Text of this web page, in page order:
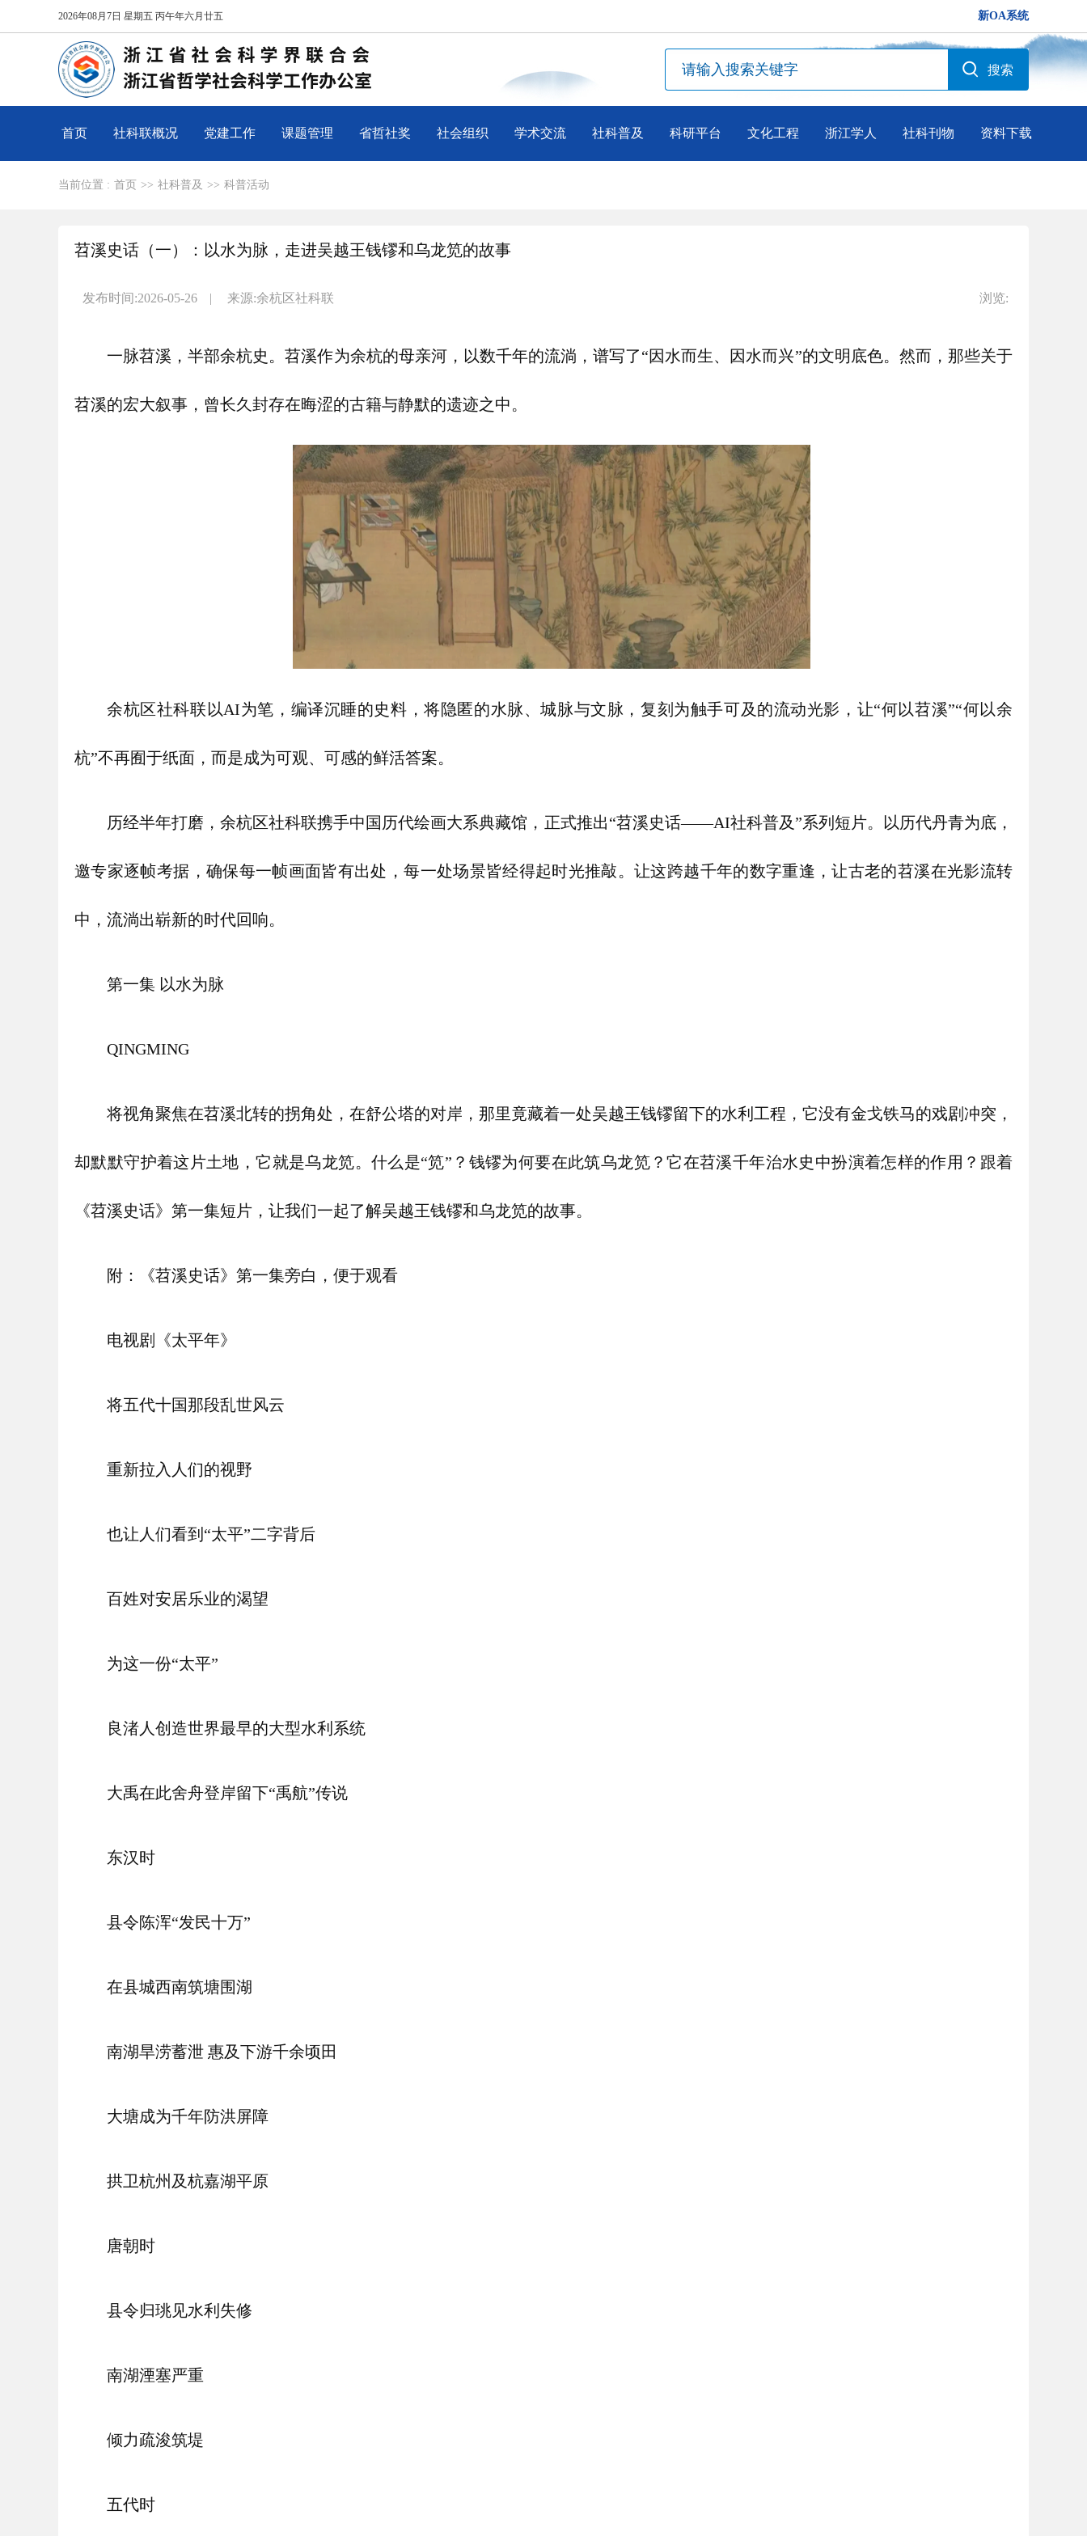
2026年08月7日 星期五 丙午年六月廿五 新OA系统
首页 社科联概况 党建工作 课题管理 省哲社奖 社会组织 学术交流 社科普及 科研平台 文化工程 浙江学人 社科刊物 资料下载
当前位置 : 首页 >> 社科普及 >> 科普活动
苕溪史话（一）：以水为脉，走进吴越王钱镠和乌龙笕的故事
发布时间:2026-05-26 | 来源:余杭区社科联 浏览:
一脉苕溪，半部余杭史。苕溪作为余杭的母亲河，以数千年的流淌，谱写了“因水而生、因水而兴”的文明底色。然而，那些关于
苕溪的宏大叙事，曾长久封存在晦涩的古籍与静默的遗迹之中。
余杭区社科联以AI为笔，编译沉睡的史料，将隐匿的水脉、城脉与文脉，复刻为触手可及的流动光影，让“何以苕溪”“何以余
杭”不再囿于纸面，而是成为可观、可感的鲜活答案。
历经半年打磨，余杭区社科联携手中国历代绘画大系典藏馆，正式推出“苕溪史话——AI社科普及”系列短片。以历代丹青为底，
邀专家逐帧考据，确保每一帧画面皆有出处，每一处场景皆经得起时光推敲。让这跨越千年的数字重逢，让古老的苕溪在光影流转
中，流淌出崭新的时代回响。
第一集 以水为脉
QINGMING
将视角聚焦在苕溪北转的拐角处，在舒公塔的对岸，那里竟藏着一处吴越王钱镠留下的水利工程，它没有金戈铁马的戏剧冲突，
却默默守护着这片土地，它就是乌龙笕。什么是“笕”？钱镠为何要在此筑乌龙笕？它在苕溪千年治水史中扮演着怎样的作用？跟着
《苕溪史话》第一集短片，让我们一起了解吴越王钱镠和乌龙笕的故事。
附：《苕溪史话》第一集旁白，便于观看
电视剧《太平年》
将五代十国那段乱世风云
重新拉入人们的视野
也让人们看到“太平”二字背后
百姓对安居乐业的渴望
为这一份“太平”
良渚人创造世界最早的大型水利系统
大禹在此舍舟登岸留下“禹航”传说
东汉时
县令陈浑“发民十万”
在县城西南筑塘围湖
南湖旱涝蓄泄 惠及下游千余顷田
大塘成为千年防洪屏障
拱卫杭州及杭嘉湖平原
唐朝时
县令归珧见水利失修
南湖湮塞严重
倾力疏浚筑堤
五代时